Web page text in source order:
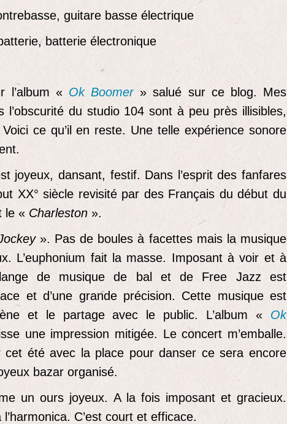
guitare basse électrique
batterie électronique
l’album « Ok Boomer » salué sur ce blog. Mes
l’obscurité du studio 104 sont à peu près illisibles,
ce qu’il en reste. Une telle expérience sonore
joyeux, dansant, festif. Dans l’esprit des fanfares
XX° siècle revisité par des Français du début du
le « Charleston ».
». Pas de boules à facettes mais la musique
L’euphonium fait la masse. Imposant à voir et à
de musique de bal et de Free Jazz est
et d’une grande précision. Cette musique est
et le partage avec le public. L’album « Ok
une impression mitigée. Le concert m’emballe.
cet été avec la place pour danser ce sera encore
bazar organisé.
un ours joyeux. A la fois imposant et gracieux.
C’est court et efficace.